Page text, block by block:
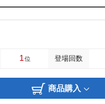
1 位 登場回数
商品購入